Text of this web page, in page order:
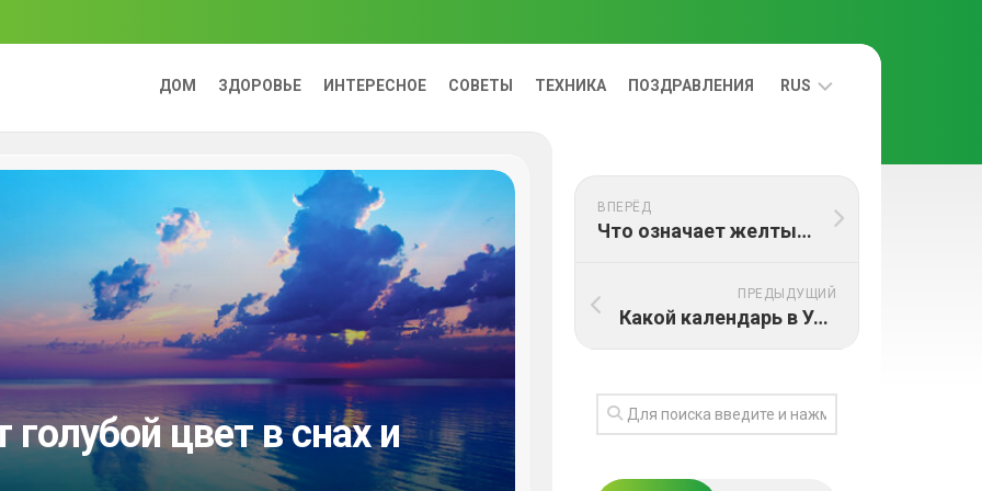
ДОМ ЗДОРОВЬЕ ИНТЕРЕСНОЕ СОВЕТЫ ТЕХНИКА ПОЗДРАВЛЕНИЯ RUS
УКРАЇНСЬКА
голубой цвет в снах и
ВПЕРЁД
Что означает желтый цвет в психологии и культуре?
ПРЕДЫДУЩИЙ
Какой календарь в Украине